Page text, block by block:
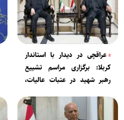
عراقچی در دیدار با استاندار
کربلا: برگزاری مراسم تشییع
رهبر شهید در عتبات عالیات،
همراه دارد